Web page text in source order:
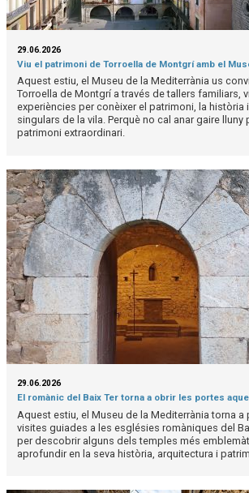
29.06.2026
Viu el patrimoni de Torroella de Montgrí amb el
Aquest estiu, el Museu de la Mediterrània us
Torroella de Montgrí a través de tallers familiars,
experiències per conèixer el patrimoni, la història
singulars de la vila. Perquè no cal anar gaire lluny
patrimoni extraordinari.
29.06.2026
El romànic del Baix Ter torna a obrir les portes
Aquest estiu, el Museu de la Mediterrània torna
visites guiades a les esglésies romàniques del
per descobrir alguns dels temples més
aprofundir en la seva història, arquitectura i